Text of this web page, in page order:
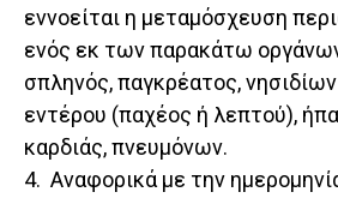
εννοείται η μεταμόσχευση
ενός εκ των παρακάτω
σπληνός, παγκρέατος,
εντέρου (παχέος ή λεπτού),
καρδιάς, πνευμόνων.
4. Αναφορικά με την